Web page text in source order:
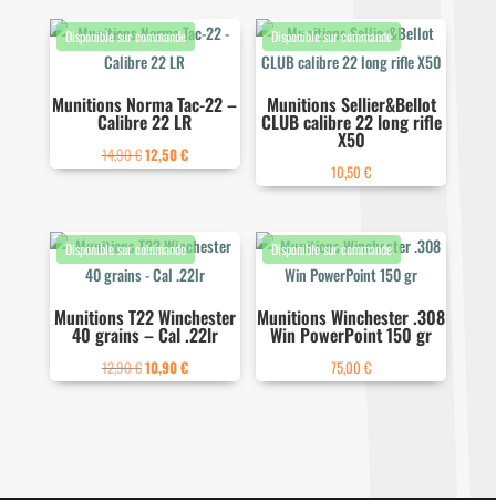
Munitions Norma Tac-22 –
Calibre 22 LR
14,90€Le
était :
14,90 €.
12,50€Le
est :
12,50 €.
Munitions Sellier&Bellot
CLUB calibre 22 long rifle
X50
10,50€
Munitions T22 Winchester
40 grains – Cal .22lr
12,90€Le
10,90€Le
Munitions Winchester .308
Win PowerPoint 150 gr
75,00€